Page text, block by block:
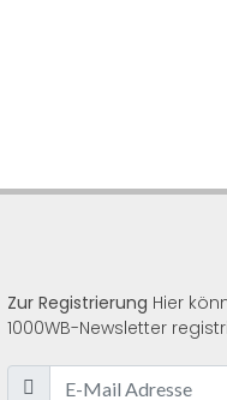
Zur Registrierung Hier
1000WB-Newsletter